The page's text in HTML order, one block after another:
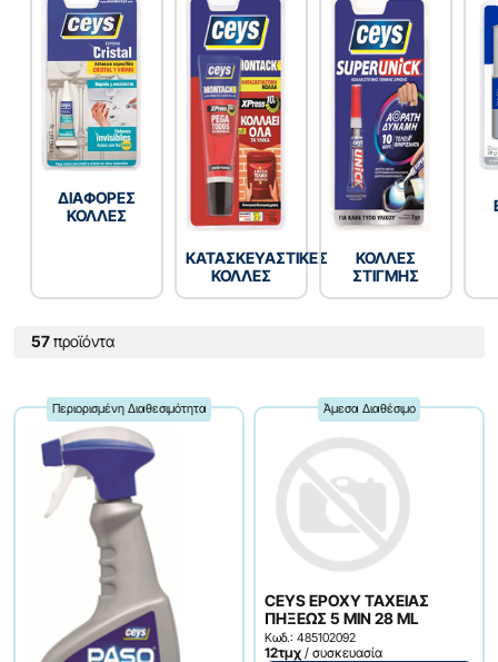
ΔΙΑΦΟΡΕΣ
ΚΟΛΛΕΣ
ΚΑΤΑΣΚΕΥΑΣΤΙΚΕΣ
ΚΟΛΛΕΣ
ΚΟΛΛΕΣ
ΣΤΙΓΜΗΣ
57προϊόντα
Περιορισμένη Διαθεσιμότητα Άμεσα Διαθέσιμο
CEYS EPOXY ΤΑΧΕΙΑΣ
ΠΗΞΕΩΣ 5 MIN 28 ML
Κωδ.: 485102092
12τμχ / συσκευασία